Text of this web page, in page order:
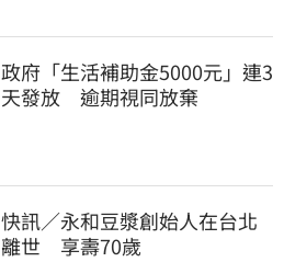
政府「生活補助金5000元」連3
天發放 逾期視同放棄
快訊／永和豆漿創始人在台北
離世 享壽70歲